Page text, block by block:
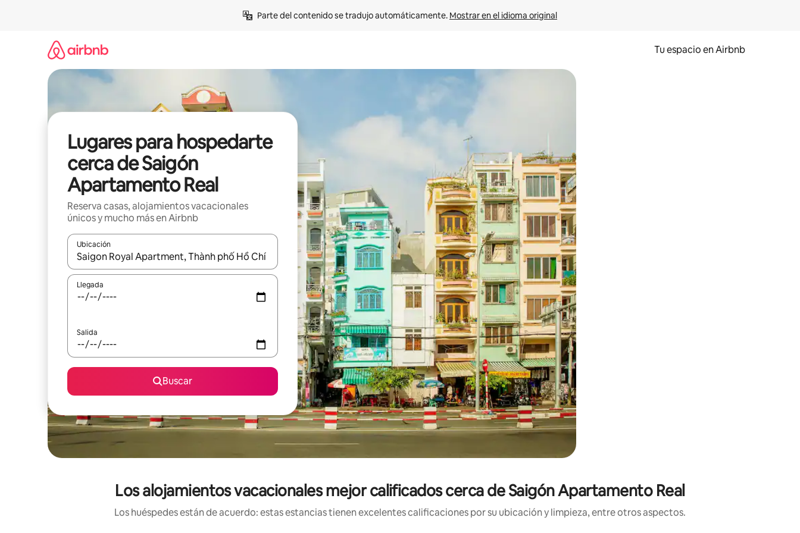
Parte del contenido se tradujo automáticamente. Mostrar en el idioma original
Tu espacio en Airbnb
Lugares para hospedarte
cerca de Saigón
Apartamento Real
Reserva casas, alojamientos vacacionales
únicos y mucho más en Airbnb
Ubicación
Cuando los resultados estén disponibles, podrás navegar usando las teclas de las flechas hacia arriba y hacia abajo, o bien tocando y deslizando la pantalla.
Llegada
Salida
Buscar
Los alojamientos vacacionales mejor calificados cerca de Saigón Apartamento Real
Los huéspedes están de acuerdo: estas estancias tienen excelentes calificaciones por su ubicación y limpieza, entre otros aspectos.